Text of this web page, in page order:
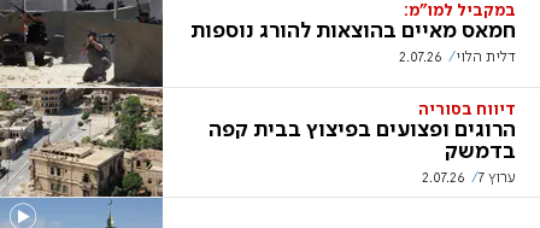
במקביל למו"מ:
חמאס מאיים בהוצאות להורג נוספות
דלית הלוי 2.07.26
דיווח בסוריה
הרוגים ופצועים בפיצוץ בבית קפה
בדמשק
ערוץ 7 2.07.26